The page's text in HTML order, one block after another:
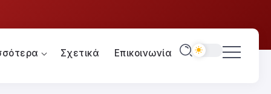
Σχετικά Επικοινωνία